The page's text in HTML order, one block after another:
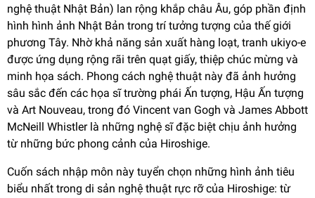
nghệ thuật Nhật Bản) lan rộng khắp châu Âu, góp phần định
hình hình ảnh Nhật Bản trong trí tưởng tượng của thế giới
phương Tây. Nhờ khả năng sản xuất hàng loạt, tranh ukiyo-e
được ứng dụng rộng rãi trên quạt giấy, thiệp chúc mừng và
minh họa sách. Phong cách nghệ thuật này đã ảnh hưởng
sâu sắc đến các họa sĩ trường phái Ấn tượng, Hậu Ấn tượng
và Art Nouveau, trong đó Vincent van Gogh và James Abbott
McNeill Whistler là những nghệ sĩ đặc biệt chịu ảnh hưởng
từ những bức phong cảnh của Hiroshige.
Cuốn sách nhập môn này tuyển chọn những hình ảnh tiêu
biểu nhất trong di sản nghệ thuật rực rỡ của Hiroshige: từ